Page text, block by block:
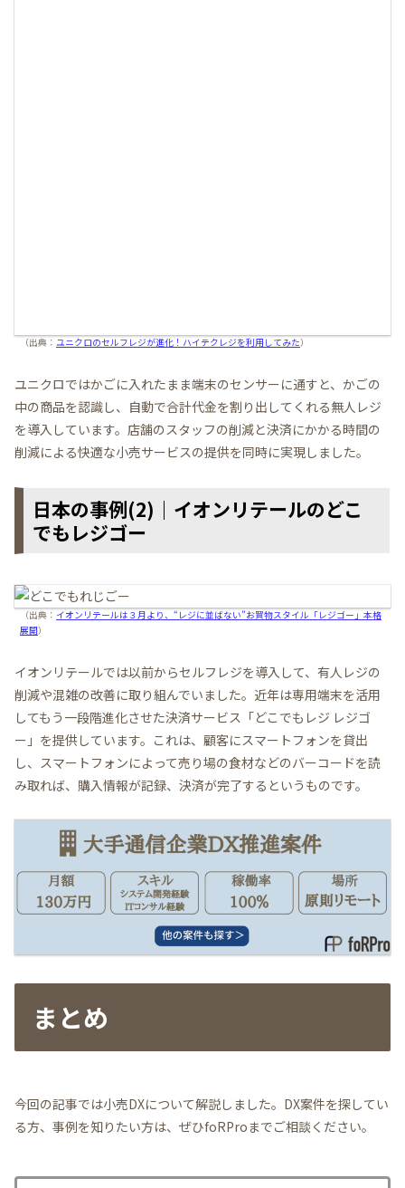
（出典： ユニクロのセルフレジが進化！ハイテクレジを利用してみた）
ユニクロではかごに入れたまま端末のセンサーに通すと、かごの
中の商品を認識し、自動で合計代金を割り出してくれる無人レジ
を導入しています。店舗のスタッフの削減と決済にかかる時間の
削減による快適な小売サービスの提供を同時に実現しました。
日本の事例(2)｜イオンリテールのどこ
でもレジゴー
（出典： イオンリテールは３月より、“レジに並ばない”お買物スタイル「レジゴー」本格
展開）
イオンリテールでは以前からセルフレジを導入して、有人レジの
削減や混雑の改善に取り組んでいました。近年は専用端末を活用
してもう一段階進化させた決済サービス「どこでもレジ レジゴ
ー」を提供しています。これは、顧客にスマートフォンを貸出
し、スマートフォンによって売り場の食材などのバーコードを読
み取れば、購入情報が記録、決済が完了するというものです。
まとめ
今回の記事では小売DXについて解説しました。DX案件を探してい
る方、事例を知りたい方は、ぜひfoRProまでご相談ください。